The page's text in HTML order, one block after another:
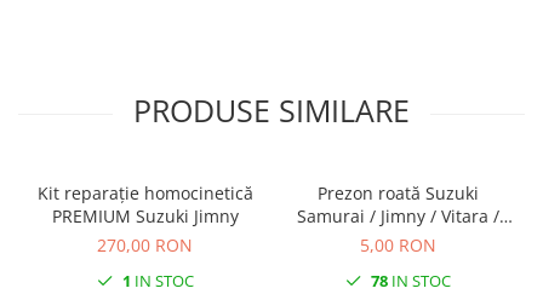
PRODUSE SIMILARE
Kit reparație homocinetică
PREMIUM Suzuki Jimny
270,00 RON
1 IN STOC
Prezon roată Suzuki
Samurai / Jimny / Vitara /
Grand Vitara I
5,00 RON
78 IN STOC